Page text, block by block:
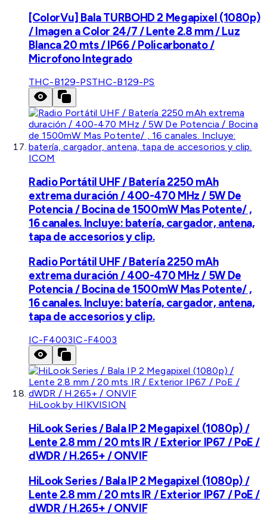
[ColorVu] Bala TURBOHD 2 Megapixel (1080p)
/ Imagen a Color 24/7 / Lente 2.8 mm / Luz
Blanca 20 mts / IP66 / Policarbonato /
Microfono Integrado
THC-B129-PSTHC-B129-PS
ICOM
Radio Portátil UHF / Batería 2250 mAh
extrema duración / 400-470 MHz / 5W De
Potencia / Bocina de 1500mW Mas Potente/ ,
16 canales. Incluye: batería, cargador, antena,
tapa de accesorios y clip.
Radio Portátil UHF / Batería 2250 mAh
extrema duración / 400-470 MHz / 5W De
Potencia / Bocina de 1500mW Mas Potente/ ,
16 canales. Incluye: batería, cargador, antena,
tapa de accesorios y clip.
IC-F4003IC-F4003
HiLook by HIKVISION
HiLook Series / Bala IP 2 Megapixel (1080p) /
Lente 2.8 mm / 20 mts IR / Exterior IP67 / PoE /
dWDR / H.265+ / ONVIF
HiLook Series / Bala IP 2 Megapixel (1080p) /
Lente 2.8 mm / 20 mts IR / Exterior IP67 / PoE /
dWDR / H.265+ / ONVIF